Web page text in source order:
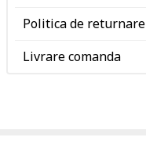
Politica de returnare
Livrare comanda